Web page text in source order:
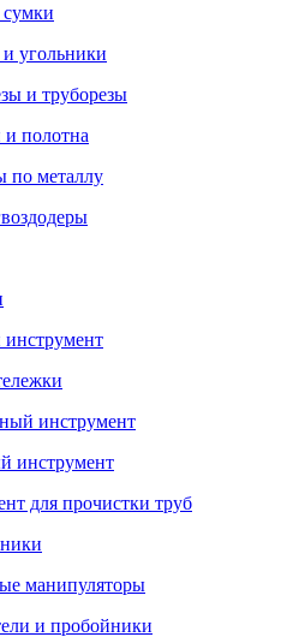
угольники
и труборезы
полотна
металлу
инструмент
инструмент
инструмент
для прочистки труб
манипуляторы
и пробойники